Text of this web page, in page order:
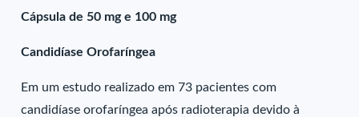
Cápsula de 50 mg e 100 mg
Candidíase Orofaríngea
Em um estudo realizado em 73 pacientes com
candidíase orofaríngea após radioterapia devido à